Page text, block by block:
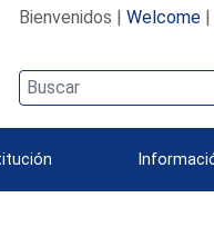
Bienvenidos | Welcome|